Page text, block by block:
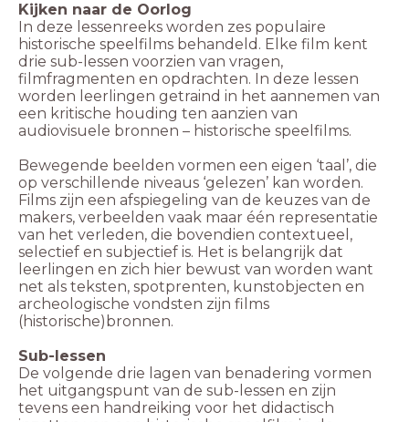
Kijken naar de Oorlog
In deze lessenreeks worden zes populaire
historische speelfilms behandeld. Elke film kent
drie sub-lessen voorzien van vragen,
filmfragmenten en opdrachten. In deze lessen
worden leerlingen getraind in het aannemen van
een kritische houding ten aanzien van
audiovisuele bronnen – historische speelfilms.
Bewegende beelden vormen een eigen ‘taal’, die
op verschillende niveaus ‘gelezen’ kan worden.
Films zijn een afspiegeling van de keuzes van de
makers, verbeelden vaak maar één representatie
van het verleden, die bovendien contextueel,
selectief en subjectief is. Het is belangrijk dat
leerlingen en zich hier bewust van worden want
net als teksten, spotprenten, kunstobjecten en
archeologische vondsten zijn films
(historische)bronnen.
Sub-lessen
De volgende drie lagen van benadering vormen
het uitgangspunt van de sub-lessen en zijn
tevens een handreiking voor het didactisch